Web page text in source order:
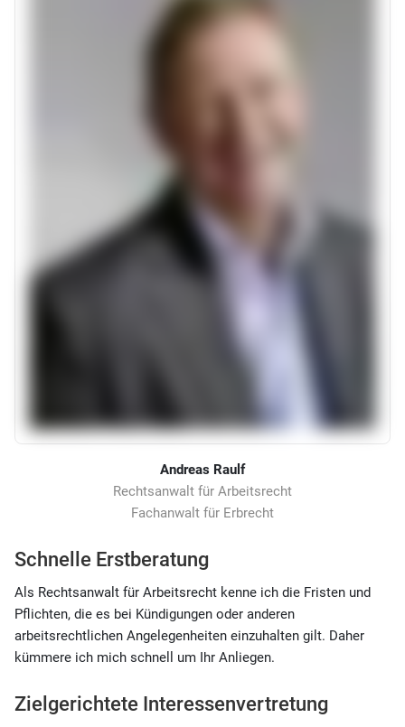
Andreas Raulf
Rechtsanwalt für Arbeitsrecht
Fachanwalt für Erbrecht
Schnelle Erstberatung
Als Rechtsanwalt für Arbeitsrecht kenne ich die Fristen und
Pflichten, die es bei Kündigungen oder anderen
arbeitsrechtlichen Angelegenheiten einzuhalten gilt. Daher
kümmere ich mich schnell um Ihr Anliegen.
Zielgerichtete Interessenvertretung